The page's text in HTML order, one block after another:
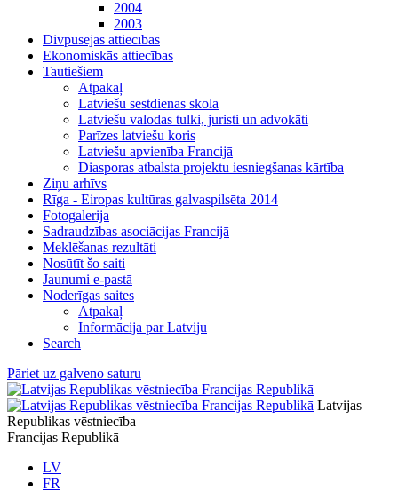
2004
2003
Divpusējās attiecības
Ekonomiskās attiecības
Tautiešiem
Atpakaļ
Latviešu sestdienas skola
Latviešu valodas tulki, juristi un advokāti
Parīzes latviešu koris
Latviešu apvienība Francijā
Diasporas atbalsta projektu iesniegšanas kārtība
Ziņu arhīvs
Rīga - Eiropas kultūras galvaspilsēta 2014
Fotogalerija
Sadraudzības asociācijas Francijā
Meklēšanas rezultāti
Nosūtīt šo saiti
Jaunumi e-pastā
Noderīgas saites
Atpakaļ
Informācija par Latviju
Search
Pāriet uz galveno saturu
Latvijas
Republikas vēstniecība
Francijas Republikā
LV
FR